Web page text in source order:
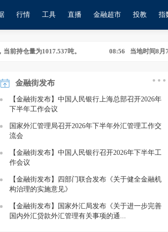
行情 工具 直播 金融超市 投教 指
量为1017.537吨。 当地时间8月7日，
金融街发布
【金融街发布】中国人民银行上海总部召开2026年
下半年工作会议
国家外汇管理局召开2026年下半年外汇管理工作交
流会
【金融街发布】中国人民银行召开2026年下半年工
作会议
【金融街发布】四部门联合发布《关于健全金融机
构治理的实施意见》
【金融街发布】国家外汇局发布《关于进一步完善
国内外汇贷款外汇管理有关事项的通...